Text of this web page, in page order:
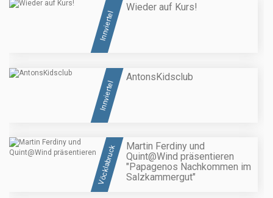
Innviertel
Wieder auf Kurs!
Innviertel
AntonsKidsclub
Vöcklabruck
Martin Ferdiny und
Quint@Wind präsentieren
"Papagenos Nachkommen im
Salzkammergut"